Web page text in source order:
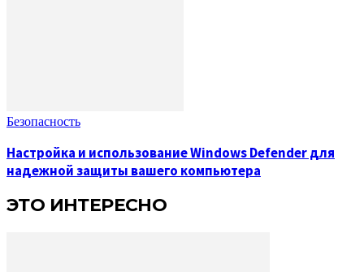
Безопасность
Настройка и использование Windows Defender для
надежной защиты вашего компьютера
ЭТО ИНТЕРЕСНО